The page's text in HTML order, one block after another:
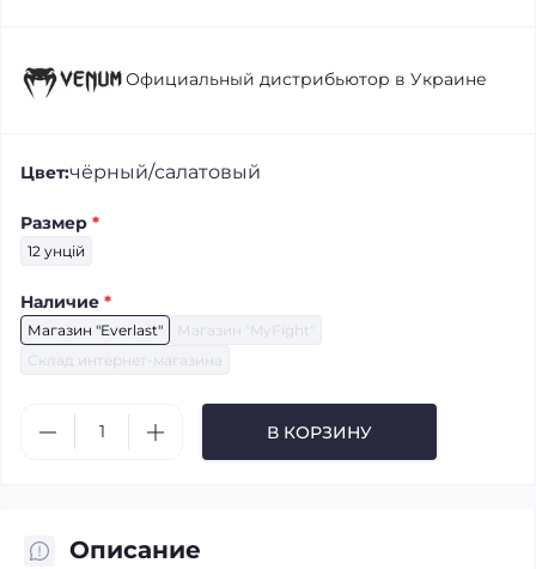
Официальный дистрибьютор в Украине
Цвет:чёрный/салатовый
Размер *
12 унцій
Наличие *
Магазин "Everlast"
Магазин "MyFight"
Склад интернет-магазина
В КОРЗИНУ
Описание